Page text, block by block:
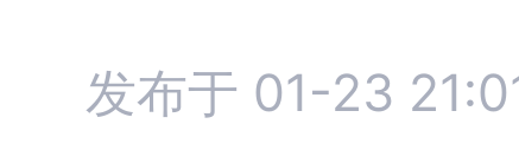
发布于 01-23